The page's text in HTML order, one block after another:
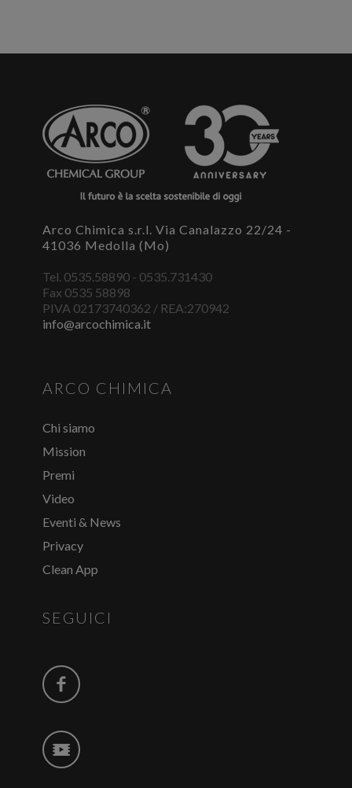
Arco Chimica s.r.l. Via Canalazzo 22/24 -
41036 Medolla (Mo)
Tel. 0535.58890 - 0535.731430
Fax 0535 58898
PIVA 02173740362 / REA:270942
info@arcochimica.it
ARCO CHIMICA
Chi siamo
Mission
Premi
Video
Eventi & News
Privacy
Clean App
SEGUICI
Per scaricare le schede di sicurezza e le schede tecniche è
necessario accedere al portale. Se ancora non hai un
account puoi effettuare la registrazione del tuo profilo e
ottenere le credenziali di accesso.